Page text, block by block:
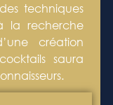
techniques
la recherche
création
saura